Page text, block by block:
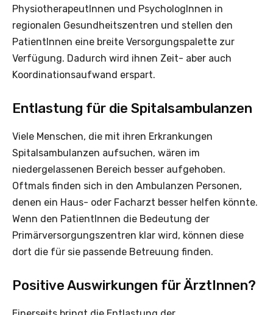
PhysiotherapeutInnen und PsychologInnen in
regionalen Gesundheitszentren und stellen den
PatientInnen eine breite Versorgungspalette zur
Verfügung. Dadurch wird ihnen Zeit- aber auch
Koordinationsaufwand erspart.
Entlastung für die Spitalsambulanzen
Viele Menschen, die mit ihren Erkrankungen
Spitalsambulanzen aufsuchen, wären im
niedergelassenen Bereich besser aufgehoben.
Oftmals finden sich in den Ambulanzen Personen,
denen ein Haus- oder Facharzt besser helfen könnte.
Wenn den PatientInnen die Bedeutung der
Primärversorgungszentren klar wird, können diese
dort die für sie passende Betreuung finden.
Positive Auswirkungen für ÄrztInnen?